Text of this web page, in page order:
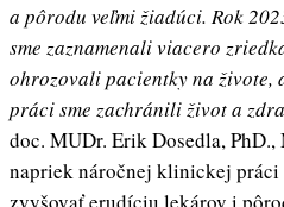
a pôrodu veľmi žiadúci. Rok
sme zaznamenali viacero
ohrozovali pacientky na živote,
práci sme zachránili život a
doc. MUDr. Erik Dosedla,
napriek náročnej klinickej
zvyšovať erudíciu lekárov i